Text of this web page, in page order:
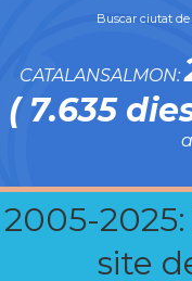
Buscar ciutat de
CATALANSALMON:
( 7.635
2005-
site